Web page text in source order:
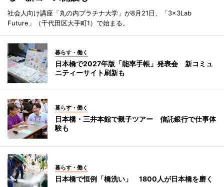
社会人向け講座「丸の内プラチナ大学」が8月21日、「3×3Lab
Future」（千代田区大手町1）で始まる。
暮らす・働く
日本橋で2027年版「能率手帳」発表会 新コミュ
ニティーサイト刷新も
暮らす・働く
日本橋・三井本館で親子ツアー 信託銀行で仕事体
験も
暮らす・働く
日本橋で恒例「橋洗い」 1800人が日本橋を磨く